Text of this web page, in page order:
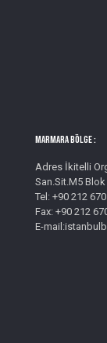
MARMARA BÖLGE :
Adres İkitelli
San.Sit.M5
Tel: +90 212
Fax: +90 212
E-